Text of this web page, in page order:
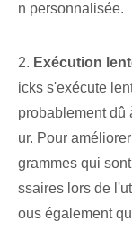
n personnalisée.
2. Exécution
icks s'exécute
probablement dû
ur. Pour
grammes qui
ssaires lors de
ous également